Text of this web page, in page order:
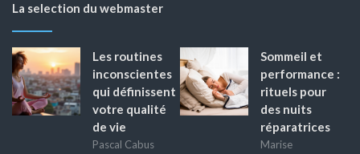
La selection du webmaster
Les routines
inconscientes
qui définissent
votre qualité
de vie
Pascal Cabus
Sommeil et
performance :
rituels pour
des nuits
réparatrices
Marise